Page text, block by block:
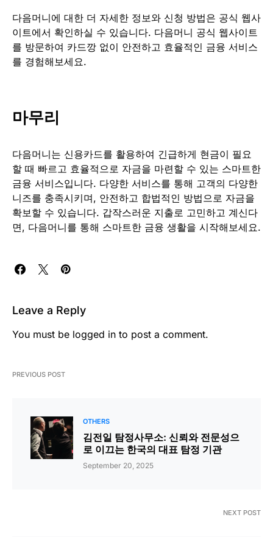
다음머니에 대한 더 자세한 정보와 신청 방법은 공식 웹사
이트에서 확인하실 수 있습니다. 다음머니 공식 웹사이트
를 방문하여 카드깡 없이 안전하고 효율적인 금융 서비스
를 경험해보세요.
마무리
다음머니는 신용카드를 활용하여 긴급하게 현금이 필요
할 때 빠르고 효율적으로 자금을 마련할 수 있는 스마트한
금융 서비스입니다. 다양한 서비스를 통해 고객의 다양한
니즈를 충족시키며, 안전하고 합법적인 방법으로 자금을
확보할 수 있습니다. 갑작스러운 지출로 고민하고 계신다
면, 다음머니를 통해 스마트한 금융 생활을 시작해보세요.
Leave a Reply
You must be logged in to post a comment.
PREVIOUS POST
OTHERS
김전일 탐정사무소: 신뢰와 전문성으
로 이끄는 한국의 대표 탐정 기관
September 20, 2025
NEXT POST